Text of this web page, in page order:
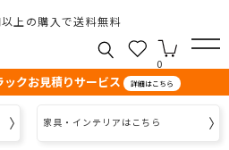
上の購入で送料無料
0
クお見積りサービス 詳細はこちら
家具・インテリアはこちら